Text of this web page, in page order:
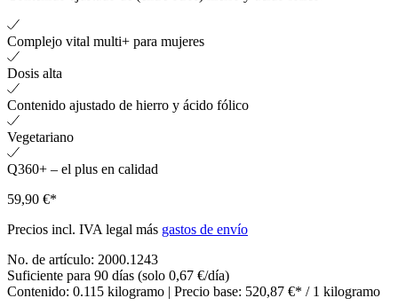
Complejo vital multi+ para mujeres
Dosis alta
Contenido ajustado de hierro y ácido fólico
Vegetariano
Q360+ – el plus en calidad
59,90 €*
Precios incl. IVA legal más gastos de envío
No. de artículo: 2000.1243
Suficiente para 90 días (solo 0,67 €/día)
Contenido: 0.115 kilogramo | Precio base: 520,87 €* / 1 kilogramo